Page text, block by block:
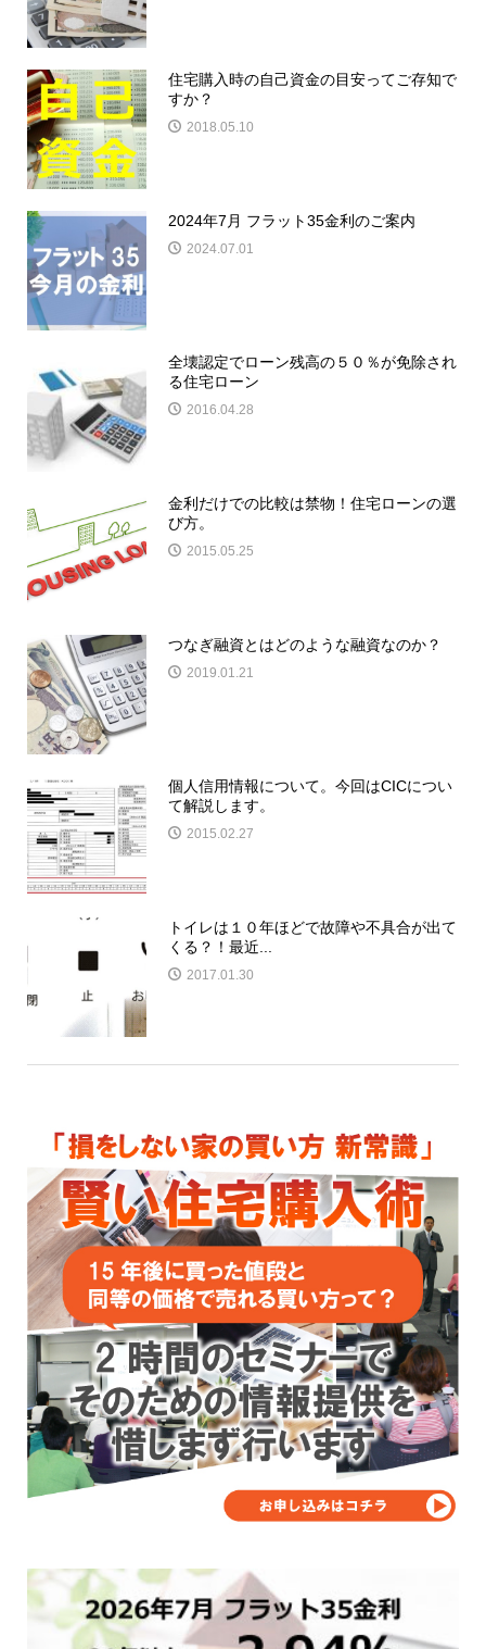
住宅購入時の自己資金の目安ってご存知で
すか？
2018.05.10
2024年7月 フラット35金利のご案内
2024.07.01
全壊認定でローン残高の５０％が免除され
る住宅ローン
2016.04.28
金利だけでの比較は禁物！住宅ローンの選
び方。
2015.05.25
つなぎ融資とはどのような融資なのか？
2019.01.21
個人信用情報について。今回はCICについ
て解説します。
2015.02.27
トイレは１０年ほどで故障や不具合が出て
くる？！最近...
2017.01.30